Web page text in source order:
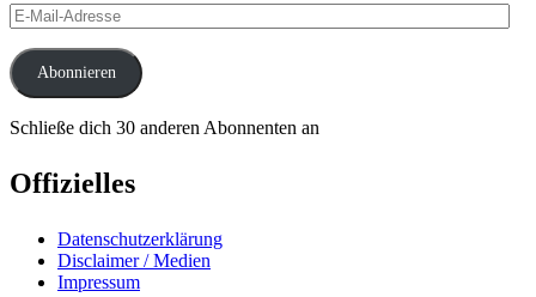
E-
Mail-
Adresse
Abonnieren
Schließe dich 30 anderen Abonnenten an
Offizielles
Datenschutzerklärung
Disclaimer / Medien
Impressum